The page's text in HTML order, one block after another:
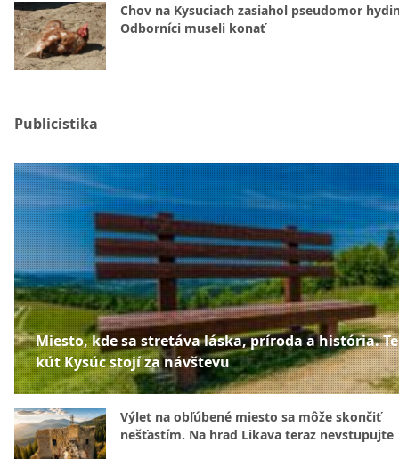
Chov na Kysuciach zasiahol pseudomor
Odborníci museli konať
Publicistika
Miesto, kde sa stretáva láska, príroda a história.
kút Kysúc stojí za návštevu
Výlet na obľúbené miesto sa môže skončiť
nešťastím. Na hrad Likava teraz nevstupujte